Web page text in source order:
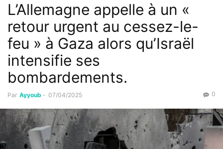
L’Allemagne appelle à un «
retour urgent au cessez-le-
feu » à Gaza alors qu’Israël
intensifie ses
bombardements.
Par Ayyoub - 07/04/2025 0